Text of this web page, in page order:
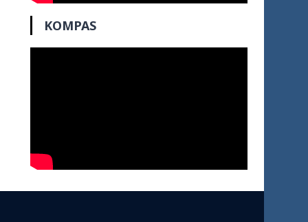
KOMPAS